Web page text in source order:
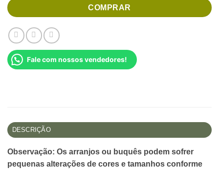
COMPRAR
Fale com nossos vendedores!
DESCRIÇÃO
Observação: Os arranjos ou buquês podem sofrer
pequenas alterações de cores e tamanhos conforme